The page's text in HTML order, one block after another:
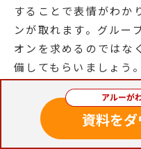
することで表情がわか
ンが取れます。グルー
オンを求めるのではな
備してもらいましょう。
マイクやチャットにつ
マイクをオンにしない
クションを取る」など